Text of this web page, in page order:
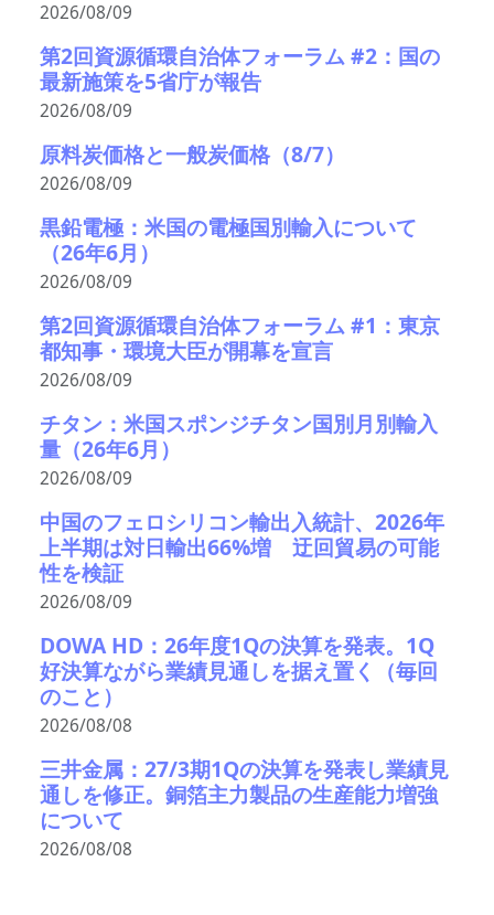
2026/08/09
第2回資源循環自治体フォーラム #2：国の
最新施策を5省庁が報告
2026/08/09
原料炭価格と一般炭価格（8/7）
2026/08/09
黒鉛電極：米国の電極国別輸入について
（26年6月）
2026/08/09
第2回資源循環自治体フォーラム #1：東京
都知事・環境大臣が開幕を宣言
2026/08/09
チタン：米国スポンジチタン国別月別輸入
量（26年6月）
2026/08/09
中国のフェロシリコン輸出入統計、2026年
上半期は対日輸出66%増 迂回貿易の可能
性を検証
2026/08/09
DOWA HD：26年度1Qの決算を発表。1Q
好決算ながら業績見通しを据え置く（毎回
のこと）
2026/08/08
三井金属：27/3期1Qの決算を発表し業績見
通しを修正。銅箔主力製品の生産能力増強
について
2026/08/08